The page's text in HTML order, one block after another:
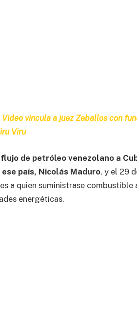
Video vincula a juez Zeballos con
Viru
flujo de petróleo venezolano a
país, Nicolás Maduro, y el 29
a quien suministrase
energéticas.